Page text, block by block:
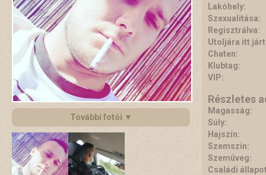
További fotói ▼
Lakóhely:
Szexualitása:
Regisztrálva:
Utoljára itt
Chaten:
Klubtag:
VIP:
Részletes
Magasság:
Súly:
Hajszín:
Szemszín:
Szemüveg:
Családi